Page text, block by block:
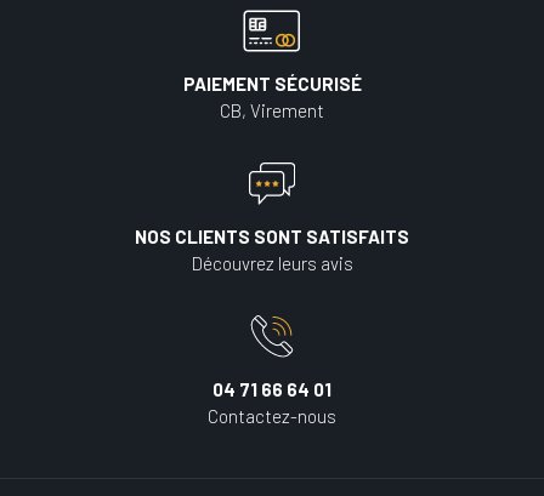
PAIEMENT SÉCURISÉ
CB, Virement
NOS CLIENTS SONT SATISFAITS
Découvrez leurs avis
04 71 66 64 01
Contactez-nous